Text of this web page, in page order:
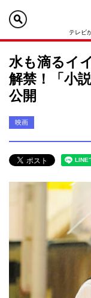
テレビ
水も滴るイ
解禁！「小
公開
映画